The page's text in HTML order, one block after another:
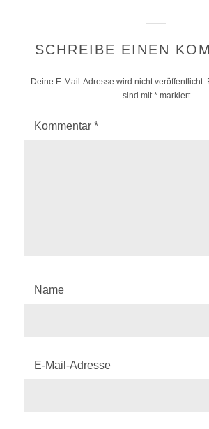
SCHREIBE EINEN
Deine E-Mail-Adresse wird nicht veröffentlicht.
sind mit*markiert
Kommentar *
Name
E-Mail-Adresse